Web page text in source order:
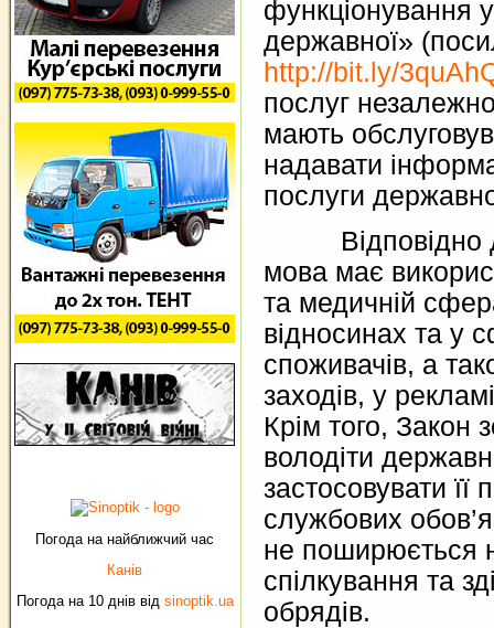
Погода на найближчий час
Канів
Погода на 10 днів від sinoptik.ua
функціонування
державної»
http://bit.ly/
послуг
мають
надавати
послуги
Відповідно
мова має
та медичній
відносинах та у
споживачів, а
заходів, у
Крім того, Закон
володіти
застосовувати її
службових
не поширюється
спілкування та
обрядів.